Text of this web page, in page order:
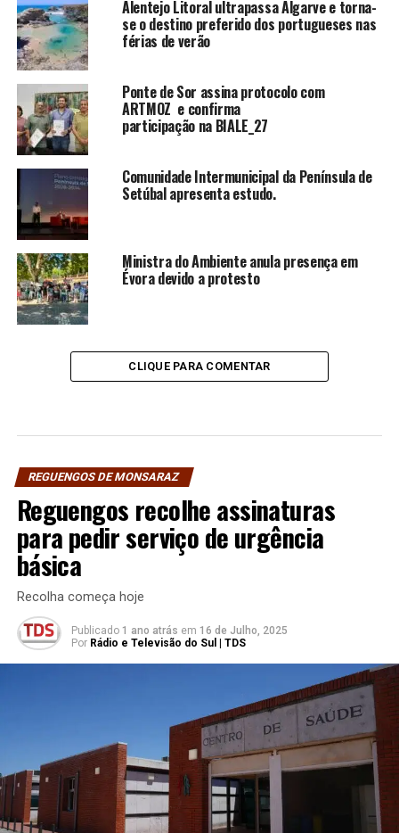
Alentejo Litoral ultrapassa Algarve e torna-
se o destino preferido dos portugueses nas
férias de verão
Ponte de Sor assina protocolo com
ARTMOZ e confirma
participação na BIALE_27
Comunidade Intermunicipal da Península de
Setúbal apresenta estudo.
Ministra do Ambiente anula presença em
Évora devido a protesto
CLIQUE PARA COMENTAR
REGUENGOS DE MONSARAZ
Reguengos recolhe assinaturas
para pedir serviço de urgência
básica
Recolha começa hoje
Publicado 1 ano atrás em 16 de Julho, 2025
Por Rádio e Televisão do Sul | TDS